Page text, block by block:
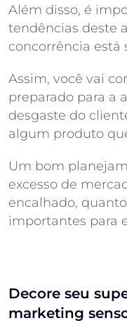
Além disso, é
tendências deste
concorrência está
Assim, você vai
preparado para a
desgaste do
algum produto
Um bom
excesso de
encalhado,
importantes para
Decore seu
marketing